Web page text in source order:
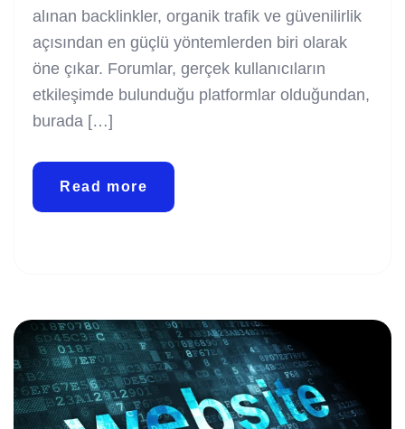
alınan backlinkler, organik trafik ve güvenilirlik
açısından en güçlü yöntemlerden biri olarak
öne çıkar. Forumlar, gerçek kullanıcıların
etkileşimde bulunduğu platformlar olduğundan,
burada […]
Read more